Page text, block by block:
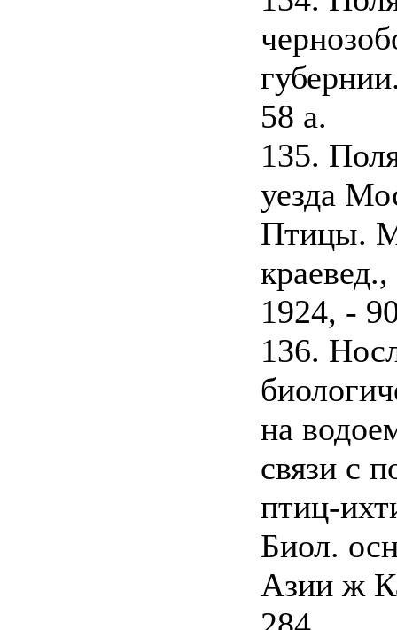
58 а.
135.
уезда
Птицы.
краевед.,
1924, -
136.
на
связи с
птиц-
Биол.
Азии ж